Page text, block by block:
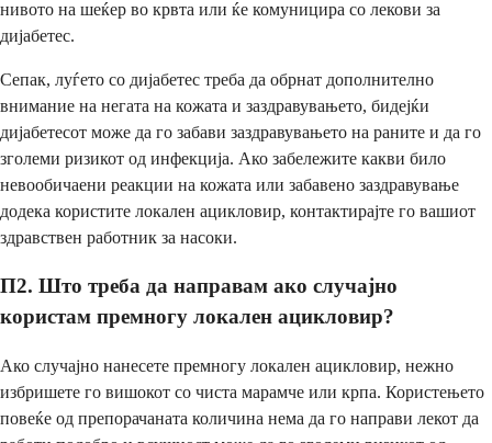
нивото на шеќер во крвта или ќе комуницира со лекови за
дијабетес.
Сепак, луѓето со дијабетес треба да обрнат дополнително
внимание на негата на кожата и заздравувањето, бидејќи
дијабетесот може да го забави заздравувањето на раните и да го
зголеми ризикот од инфекција. Ако забележите какви било
невообичаени реакции на кожата или забавено заздравување
додека користите локален ацикловир, контактирајте го вашиот
здравствен работник за насоки.
П2. Што треба да направам ако случајно
користам премногу локален ацикловир?
Ако случајно нанесете премногу локален ацикловир, нежно
избришете го вишокот со чиста марамче или крпа. Користењето
повеќе од препорачаната количина нема да го направи лекот да